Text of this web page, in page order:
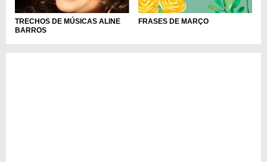
TRECHOS DE MÚSICAS ALINE
BARROS
FRASES DE MARÇO